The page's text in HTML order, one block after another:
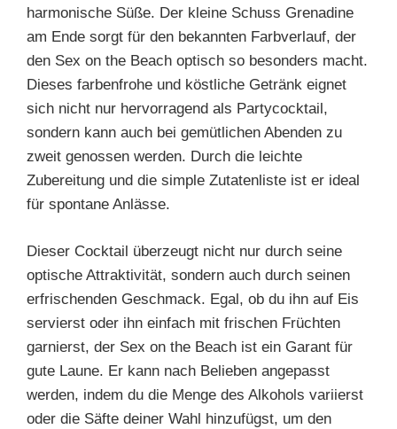
harmonische Süße. Der kleine Schuss Grenadine
am Ende sorgt für den bekannten Farbverlauf, der
den Sex on the Beach optisch so besonders macht.
Dieses farbenfrohe und köstliche Getränk eignet
sich nicht nur hervorragend als Partycocktail,
sondern kann auch bei gemütlichen Abenden zu
zweit genossen werden. Durch die leichte
Zubereitung und die simple Zutatenliste ist er ideal
für spontane Anlässe.
Dieser Cocktail überzeugt nicht nur durch seine
optische Attraktivität, sondern auch durch seinen
erfrischenden Geschmack. Egal, ob du ihn auf Eis
servierst oder ihn einfach mit frischen Früchten
garnierst, der Sex on the Beach ist ein Garant für
gute Laune. Er kann nach Belieben angepasst
werden, indem du die Menge des Alkohols variierst
oder die Säfte deiner Wahl hinzufügst, um den